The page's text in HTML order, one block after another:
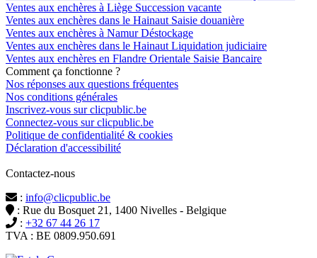
Ventes aux enchères à Liège Succession vacante
Ventes aux enchères dans le Hainaut Saisie douanière
Ventes aux enchères à Namur Déstockage
Ventes aux enchères dans le Hainaut Liquidation judiciaire
Ventes aux enchères en Flandre Orientale Saisie Bancaire
Comment ça fonctionne ?
Nos réponses aux questions fréquentes
Nos conditions générales
Inscrivez-vous sur clicpublic.be
Connectez-vous sur clicpublic.be
Politique de confidentialité & cookies
Déclaration d'accessibilité
Contactez-nous
: info@clicpublic.be
: Rue du Bosquet 21, 1400 Nivelles - Belgique
: +32 67 44 26 17
TVA : BE 0809.950.691